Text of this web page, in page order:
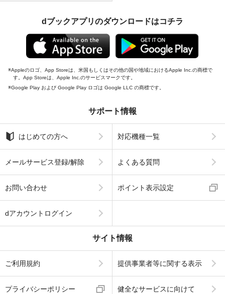
dブックアプリのダウンロードはコチラ
Appleのロゴ、App Storeは、米国もしくはその他の国や地域におけるApple Inc.の商標で
す。App Storeは、Apple Inc.のサービスマークです。
Google Play および Google Play ロゴは Google LLC の商標です。
サポート情報
はじめての方へ 対応機種一覧
メールサービス登録/解除 よくある質問
お問い合わせ ポイント表示設定
dアカウントログイン
サイト情報
ご利用規約 提供事業者等に関する表示
プライバシーポリシー 健全なサービスに向けて